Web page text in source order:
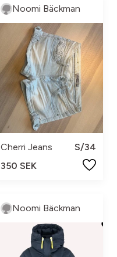
Noomi Bäckman
Cherri Jeans
S/34
350 SEK
Noomi Bäckman